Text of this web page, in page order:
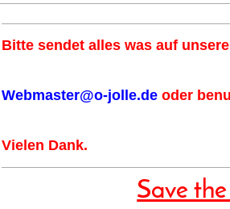
Bitte sendet alles was auf
Webmaster@o-jolle.de oder
Vielen Dank.
Save